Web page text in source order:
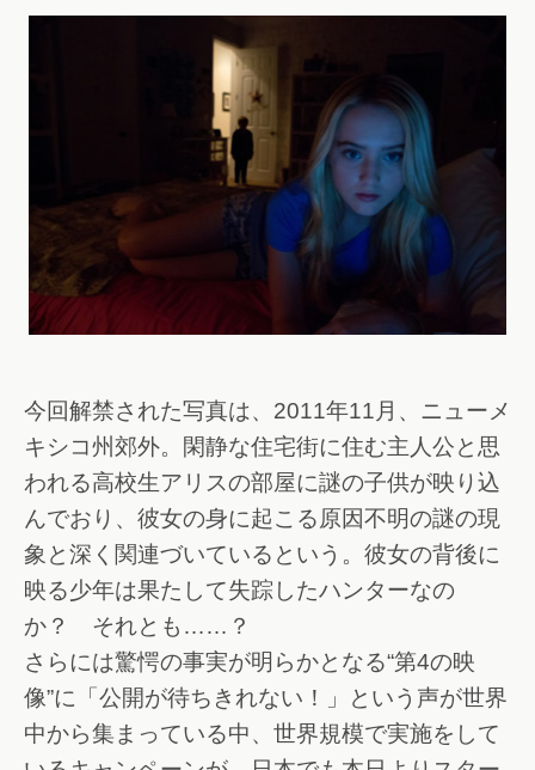
今回解禁された写真は、2011年11月、ニューメ
キシコ州郊外。閑静な住宅街に住む主人公と思
われる高校生アリスの部屋に謎の子供が映り込
んでおり、彼女の身に起こる原因不明の謎の現
象と深く関連づいているという。彼女の背後に
映る少年は果たして失踪したハンターなの
か？ それとも……？
さらには驚愕の事実が明らかとなる“第4の映
像”に「公開が待ちきれない！」という声が世界
中から集まっている中、世界規模で実施をして